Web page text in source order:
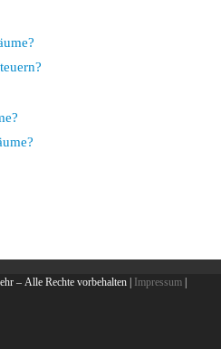
– Alle Rechte vorbehalten | Impressum